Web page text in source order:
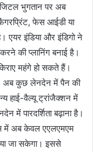
भुगतान पर अब
फेस आईडी या
एयर इंडिया और इंडिगो ने
की प्लानिंग बनाई है।
महंगे हो सकते हैं।
अब कुछ लेनदेन में पैन की
हाई-वैल्यू ट्रांजैक्शन में
में पारदर्शिता बढ़ाना है।
में अब केवल एएलएमएम
जा सकेगा। इससे